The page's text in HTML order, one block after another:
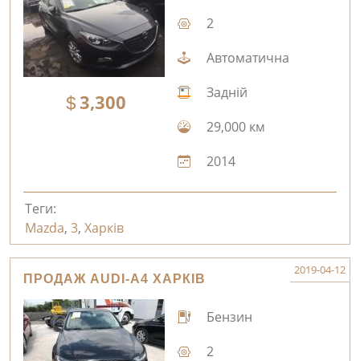
3,300
2
Автоматична
Задній
29,000 км
2014
Теги:
Mazda, 3, Харків
ПРОДАЖ AUDI-A4 ХАРКІВ
2019-04-12
Бензин
2